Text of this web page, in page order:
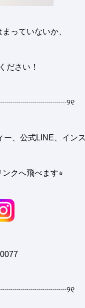
っていないか、
ださい ！
୨୧
ー、公式LINE、イン
クへ飛べます⭐︎
୨୧